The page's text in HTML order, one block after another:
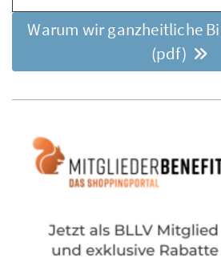
Warum wir ganzheitliche
(pdf)